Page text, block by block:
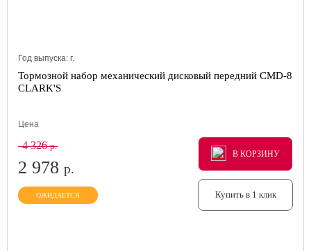
Год выпуска: г.
Тормозной набор механический дисковый передний CMD-8
CLARK'S
Цена
4 326р.
2 978 р.
ОЖИДАЕТСЯ
В КОРЗИНУ
В КОРЗИНУ
В КОРЗИНУ
Купить в 1 клик